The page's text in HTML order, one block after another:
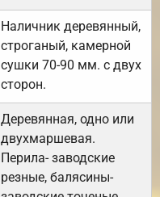
Наличник деревянный,
строганый, камерной
сушки 70-90 мм. с двух
сторон.
Деревянная, одно или
двухмаршевая.
Перила- заводские
резные, балясины-